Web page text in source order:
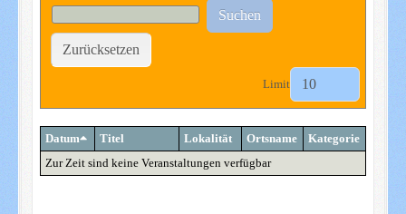
Suchen
Zurücksetzen
Limit
Datum Titel Lokalität Ortsname
Kategorie
Zur Zeit sind keine Veranstaltungen verfügbar